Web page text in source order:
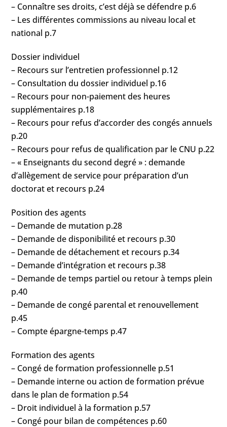
– Connaître ses droits, c’est déjà se défendre p.6
– Les différentes commissions au niveau local et
national p.7
Dossier individuel
– Recours sur l’entretien professionnel p.12
– Consultation du dossier individuel p.16
– Recours pour non-paiement des heures
supplémentaires p.18
– Recours pour refus d’accorder des congés annuels
p.20
– Recours pour refus de qualification par le CNU p.22
– « Enseignants du second degré » : demande
d’allègement de service pour préparation d’un
doctorat et recours p.24
Position des agents
– Demande de mutation p.28
– Demande de disponibilité et recours p.30
– Demande de détachement et recours p.34
– Demande d’intégration et recours p.38
– Demande de temps partiel ou retour à temps plein
p.40
– Demande de congé parental et renouvellement
p.45
– Compte épargne-temps p.47
Formation des agents
– Congé de formation professionnelle p.51
– Demande interne ou action de formation prévue
dans le plan de formation p.54
– Droit individuel à la formation p.57
– Congé pour bilan de compétences p.60